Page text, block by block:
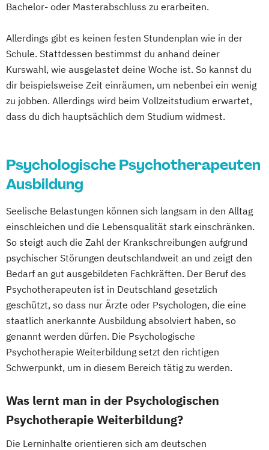
Bachelor- oder Masterabschluss zu erarbeiten.
Allerdings gibt es keinen festen Stundenplan wie in der
Schule. Stattdessen bestimmst du anhand deiner
Kurswahl, wie ausgelastet deine Woche ist. So kannst du
dir beispielsweise Zeit einräumen, um nebenbei ein wenig
zu jobben. Allerdings wird beim Vollzeitstudium erwartet,
dass du dich hauptsächlich dem Studium widmest.
Psychologische Psychotherapeuten
Ausbildung
Seelische Belastungen können sich langsam in den Alltag
einschleichen und die Lebensqualität stark einschränken.
So steigt auch die Zahl der Krankschreibungen aufgrund
psychischer Störungen deutschlandweit an und zeigt den
Bedarf an gut ausgebildeten Fachkräften. Der Beruf des
Psychotherapeuten ist in Deutschland gesetzlich
geschützt, so dass nur Ärzte oder Psychologen, die eine
staatlich anerkannte Ausbildung absolviert haben, so
genannt werden dürfen. Die Psychologische
Psychotherapie Weiterbildung setzt den richtigen
Schwerpunkt, um in diesem Bereich tätig zu werden.
Was lernt man in der Psychologischen
Psychotherapie Weiterbildung?
Die Lerninhalte orientieren sich am deutschen